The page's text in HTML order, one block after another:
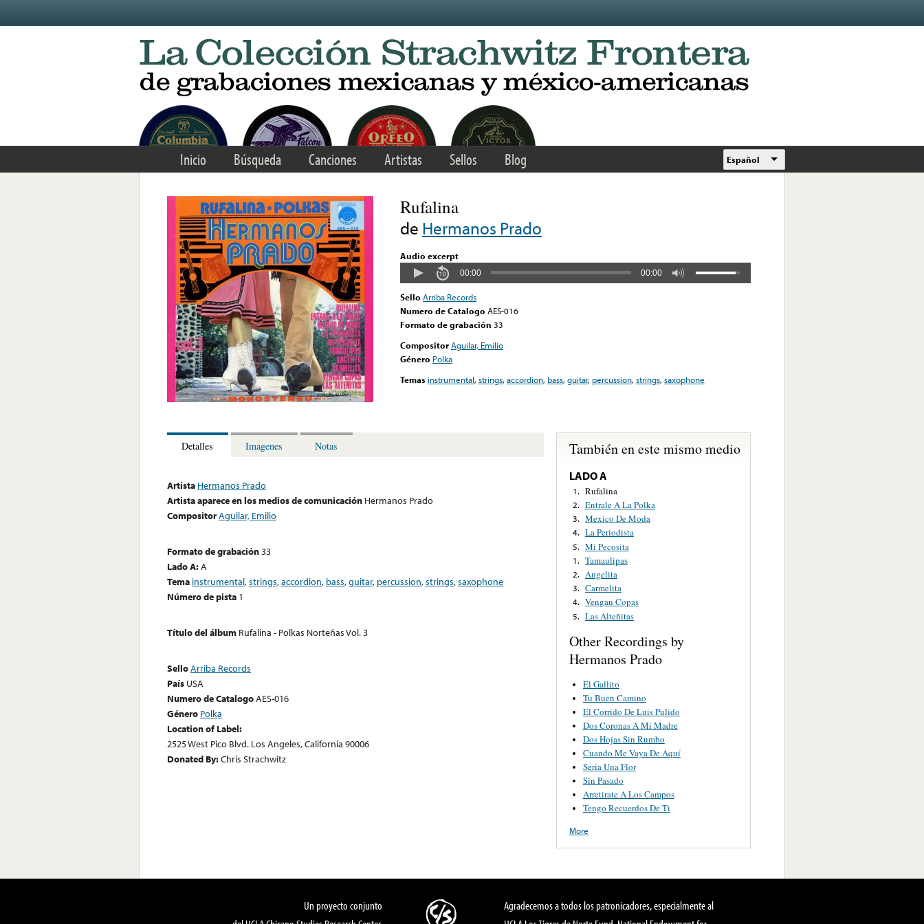
Inicio Búsqueda Canciones Artistas Sellos Blog Español
Rufalina
de Hermanos Prado
Audio excerpt
00:00 00:00
Sello Arriba Records
Numero de Catalogo AES-016
Formato de grabación 33
CompositorAguilar, Emilio
Género Polka
Temas instrumental,strings,accordion, bass,guitar, percussion,strings,saxophone
Detalles Imagenes Notas
Artista Hermanos Prado
Artista aparece en los medios de comunicación Hermanos Prado
CompositorAguilar, Emilio
Formato de grabación33
Lado A:A
Tema instrumental,strings,accordion, bass,guitar, percussion,strings,saxophone
Número de pista 1
Título del álbum Rufalina - Polkas Norteñas Vol. 3
SelloArriba Records
País USA
Numero de CatalogoAES-016
Género Polka
Location of Label:
2525 West Pico Blvd. Los Angeles, California 90006
Donated By:Chris Strachwitz
También en este mismo medio
LADO A
1. Rufalina
2. Entrale A La Polka
3. Mexico De Moda
4. La Periodista
5. Mi Pecosita
1. Tamaulipas
2. Angelita
3. Carmelita
4. Vengan Copas
5. Las Alteñitas
Other Recordings by
Hermanos Prado
El Gallito
Tu Buen Camino
El Corrido De Luis Pulido
Dos Coronas A Mi Madre
Dos Hojas Sin Rumbo
Cuando Me Vaya De Aquí
Seria Una Flor
Sin Pasado
Arretirate A Los Campos
Tengo Recuerdos De Ti
More
Un proyecto conjunto
Agradecemos a todos los patronicadores, especialmente al